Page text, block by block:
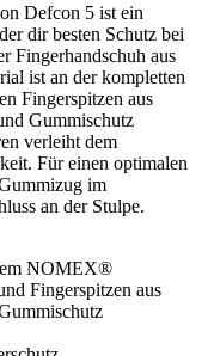
Defcon 5 ist ein
dir besten Schutz bei
Fingerhandschuh aus
ist an der kompletten
Fingerspitzen aus
Gummischutz
verleiht dem
Für einen optimalen
im
an der Stulpe.
NOMEX®
Fingerspitzen aus